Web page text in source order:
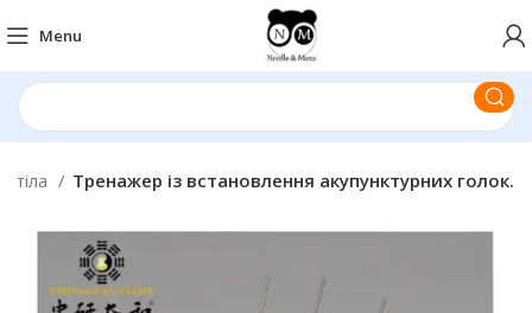
Menu
тіла Тренажер із встановлення акупунктурних голок.